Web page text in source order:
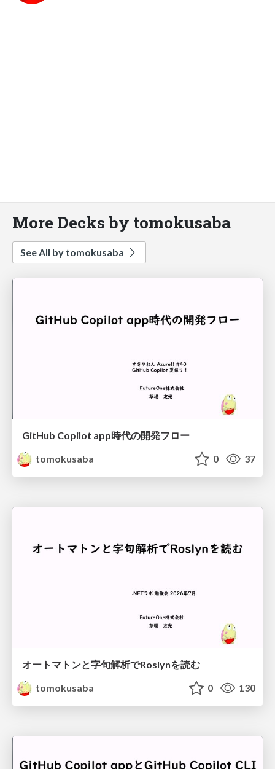
More Decks by tomokusaba
See All by tomokusaba
GitHub Copilot app時代の開発フロー
tomokusaba
0 37
オートマトンと字句解析でRoslynを読む
tomokusaba
0 130